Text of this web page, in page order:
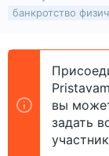
в
р
м
ы
а
н
а
ч
л
а
банкротство
вы
задать